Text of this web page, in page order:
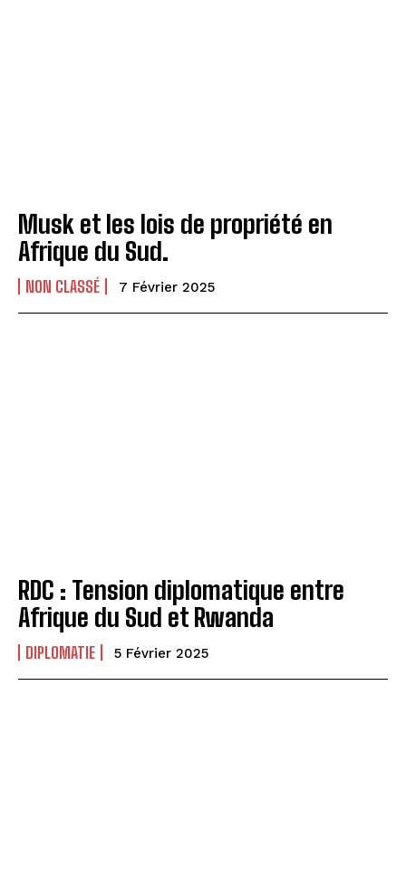
Musk et les lois de propriété en
Afrique du Sud.
NON CLASSÉ 7 Février 2025
RDC : Tension diplomatique entre
Afrique du Sud et Rwanda
DIPLOMATIE 5 Février 2025